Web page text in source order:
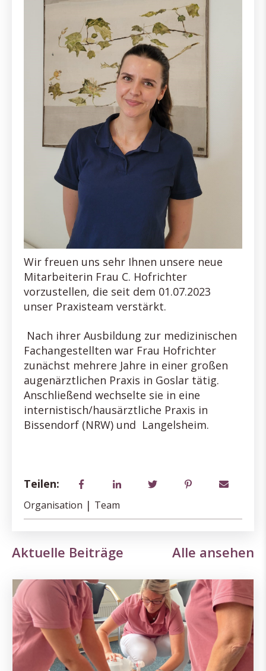
Wir freuen uns sehr Ihnen unsere neue
Mitarbeiterin Frau C. Hofrichter
vorzustellen, die seit dem 01.07.2023
unser Praxisteam verstärkt.
Nach ihrer Ausbildung zur medizinischen
Fachangestellten war Frau Hofrichter
zunächst mehrere Jahre in einer großen
augenärztlichen Praxis in Goslar tätig.
Anschließend wechselte sie in eine
internistisch/hausärztliche Praxis in
Bissendorf (NRW) und Langelsheim.
Teilen:
Organisation | Team
Aktuelle Beiträge Alle ansehen